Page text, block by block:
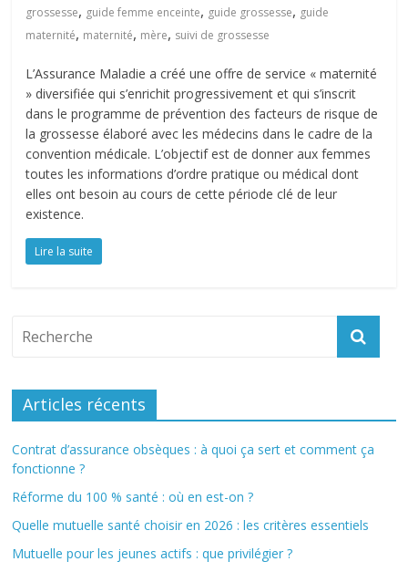
grossesse, guide femme enceinte, guide grossesse, guide
maternité, maternité, mère, suivi de grossesse
L’Assurance Maladie a créé une offre de service « maternité
» diversifiée qui s’enrichit progressivement et qui s’inscrit
dans le programme de prévention des facteurs de risque de
la grossesse élaboré avec les médecins dans le cadre de la
convention médicale. L’objectif est de donner aux femmes
toutes les informations d’ordre pratique ou médical dont
elles ont besoin au cours de cette période clé de leur
existence.
Lire la suite
Articles récents
Contrat d’assurance obsèques : à quoi ça sert et comment ça
fonctionne ?
Réforme du 100 % santé : où en est-on ?
Quelle mutuelle santé choisir en 2026 : les critères essentiels
Mutuelle pour les jeunes actifs : que privilégier ?